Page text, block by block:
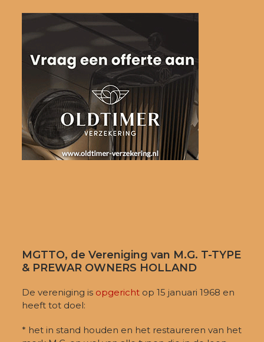
MGTTO, de Vereniging van M.G. T-TYPE
& PREWAR OWNERS HOLLAND
De vereniging is opgericht op 15 januari 1968 en
heeft tot doel:
* het in stand houden en het restaureren van het